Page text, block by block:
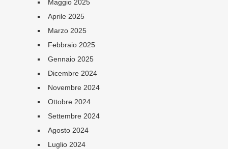
Maggio 2025
Aprile 2025
Marzo 2025
Febbraio 2025
Gennaio 2025
Dicembre 2024
Novembre 2024
Ottobre 2024
Settembre 2024
Agosto 2024
Luglio 2024